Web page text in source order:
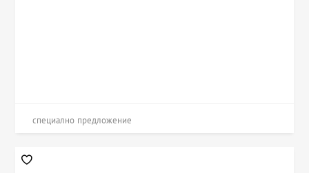
специално предложение